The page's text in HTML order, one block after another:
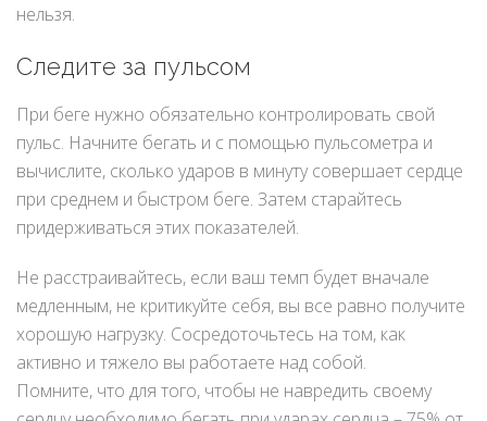
нельзя.
Следите за пульсом
При беге нужно обязательно контролировать свой
пульс. Начните бегать и с помощью пульсометра и
вычислите, сколько ударов в минуту совершает сердце
при среднем и быстром беге. Затем старайтесь
придерживаться этих показателей.
Не расстраивайтесь, если ваш темп будет вначале
медленным, не критикуйте себя, вы все равно получите
хорошую нагрузку. Сосредоточьтесь на том, как
активно и тяжело вы работаете над собой.
Помните, что для того, чтобы не навредить своему